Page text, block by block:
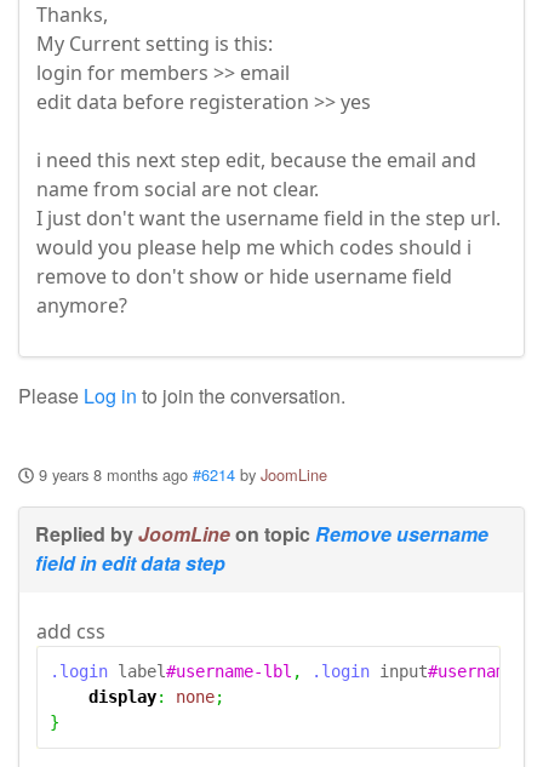
Thanks,
My Current setting is this:
login for members >> email
edit data before registeration >> yes
i need this next step edit, because the email and
name from social are not clear.
I just don't want the username field in the step url.
would you please help me which codes should i
remove to don't show or hide username field
anymore?
Please Log in to join the conversation.
9 years 8 months ago #6214 by JoomLine
Replied byJoomLineon topic Remove username
field in edit data step
add css
.login label#username-lbl , .login input#username
display: none;
}